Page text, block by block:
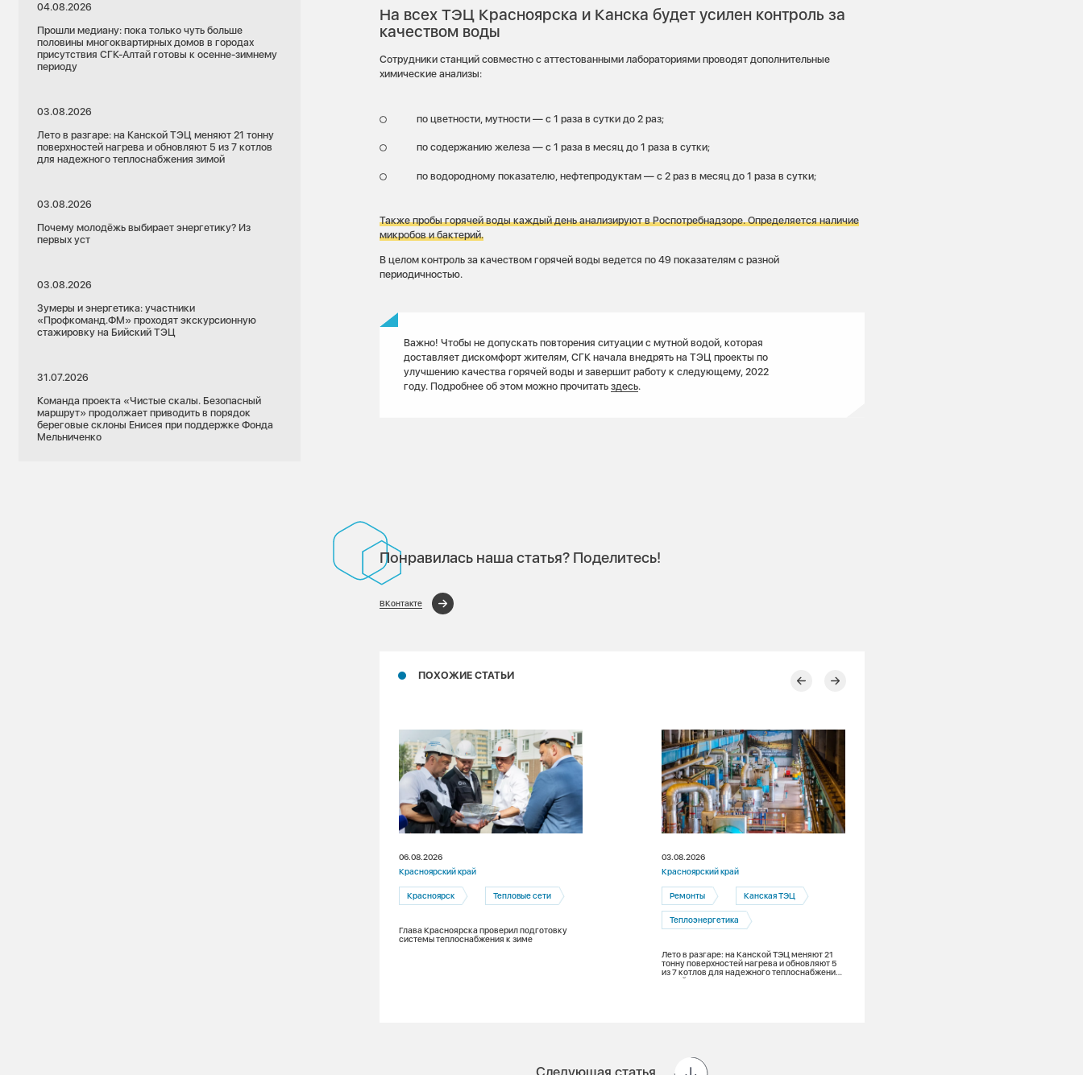
04.08.2026
Прошли медиану: пока только чуть больше
половины многоквартирных домов в городах
присутствия СГК-Алтай готовы к осенне-зимнему
периоду
03.08.2026
Лето в разгаре: на Канской ТЭЦ меняют 21 тонну
поверхностей нагрева и обновляют 5 из 7 котлов
для надежного теплоснабжения зимой
03.08.2026
Почему молодёжь выбирает энергетику? Из
первых уст
03.08.2026
Зумеры и энергетика: участники
«Профкоманд.ФМ» проходят экскурсионную
стажировку на Бийский ТЭЦ
31.07.2026
Команда проекта «Чистые скалы. Безопасный
маршрут» продолжает приводить в порядок
береговые склоны Енисея при поддержке Фонда
Мельниченко
На всех ТЭЦ Красноярска и Канска будет усилен контроль за
качеством воды
Сотрудники станций совместно с аттестованными лабораториями проводят дополнительные
химические анализы:
по цветности, мутности — с 1 раза в сутки до 2 раз;
по содержанию железа — с 1 раза в месяц до 1 раза в сутки;
по водородному показателю, нефтепродуктам — с 2 раз в месяц до 1 раза в сутки;
Также пробы горячей воды каждый день анализируют в Роспотребнадзоре. Определяется наличие
микробов и бактерий.
В целом контроль за качеством горячей воды ведется по 49 показателям с разной
периодичностью.
Важно! Чтобы не допускать повторения ситуации с мутной водой, которая
доставляет дискомфорт жителям, СГК начала внедрять на ТЭЦ проекты по
улучшению качества горячей воды и завершит работу к следующему, 2022
году. Подробнее об этом можно прочитать здесь.
Понравилась наша статья? Поделитесь!
ВКонтакте
ПОХОЖИЕ СТАТЬИ
06.08.2026
Красноярский край
Красноярск Тепловые сети
Глава Красноярска проверил подготовку
системы теплоснабжения к зиме
03.08.2026
Красноярский край
Ремонты Канская ТЭЦ
Теплоэнергетика
Лето в разгаре: на Канской ТЭЦ меняют 21
тонну поверхностей нагрева и обновляют 5
из 7 котлов для надежного теплоснабжения
зимой